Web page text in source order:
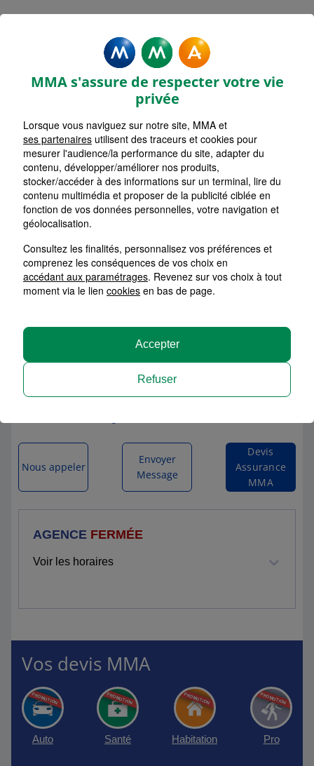
Assurance Provence-Alpes-Côte d'Azur
Assurance Vaucluse (84)
MMA SENAS
32 BIS AVENUE ANDRE AUNE
AGENCE FERMÉE
Voir les horaires
Nous appeler
Envoyer
Message
Devis
Assurance
MMA
Vos devis MMA
Auto Santé Habitation Pro
MMA s'assure de respecter votre vie
privée
Lorsque vous naviguez sur notre site, MMA et
ses partenaires utilisent des traceurs et cookies pour
mesurer l'audience/la performance du site, adapter du
contenu, développer/améliorer nos produits,
stocker/accéder à des informations sur un terminal, lire du
contenu multimédia et proposer de la publicité ciblée en
fonction de vos données personnelles, votre navigation et
géolocalisation.
Consultez les finalités, personnalisez vos préférences et
comprenez les conséquences de vos choix en
accédant aux paramétrages. Revenez sur vos choix à tout
moment via le lien cookies en bas de page.
Refuser
Accepter